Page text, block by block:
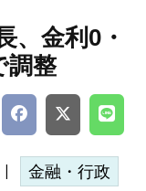
、金利0・
調整
| 金融・行政